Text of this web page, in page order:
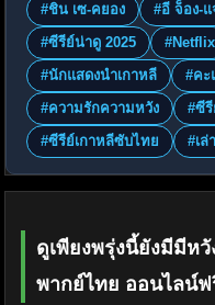
#ชิน เซ-คยอง
#อี จ็อง-แ
#ซีรีย์น่าดู 2025
#Netflix
#นักแสดงนำเกาหลี
#คะ
#ความรักความหวัง
#ซี
#ซีรีย์เกาหลีซับไทย
#เล่
ดูเพียงพรุ่งนี้ยังมีมีห
พากย์ไทย ออนไลน์ฟ